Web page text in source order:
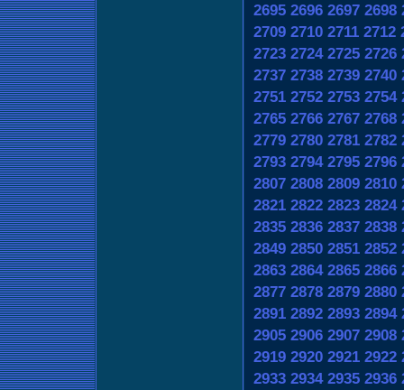
2695 2696 2697 2698
2709 2710 2711 2712
2723 2724 2725 2726
2737 2738 2739 2740
2751 2752 2753 2754
2765 2766 2767 2768
2779 2780 2781 2782
2793 2794 2795 2796
2807 2808 2809 2810
2821 2822 2823 2824
2835 2836 2837 2838
2849 2850 2851 2852
2863 2864 2865 2866
2877 2878 2879 2880
2891 2892 2893 2894
2905 2906 2907 2908
2919 2920 2921 2922
2933 2934 2935 2936